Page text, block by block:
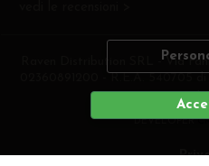
Raven Distribution SRL - Via
i.v
DEVELOPER